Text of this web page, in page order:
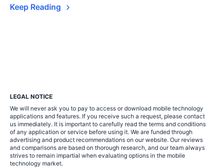
Keep Reading
LEGAL NOTICE
We will never ask you to pay to access or download mobile technology
applications and features. If you receive such a request, please contact
us immediately. It is important to carefully read the terms and conditions
of any application or service before using it. We are funded through
advertising and product recommendations on our website. Our reviews
and comparisons are based on thorough research, and our team always
strives to remain impartial when evaluating options in the mobile
technology market.